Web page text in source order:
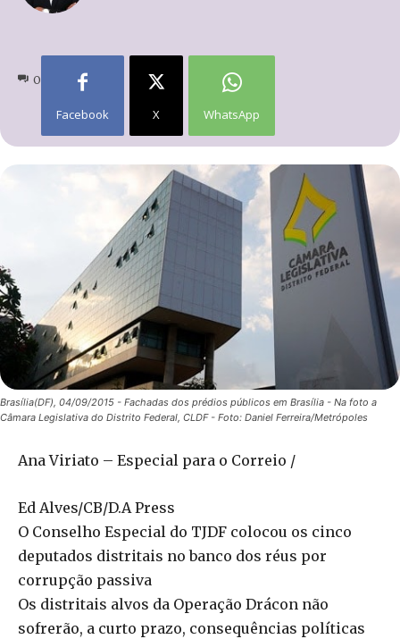
0
Facebook X WhatsApp
Brasília(DF), 04/09/2015 - Fachadas dos prédios públicos em Brasília - Na foto a
Câmara Legislativa do Distrito Federal, CLDF - Foto: Daniel Ferreira/Metrópoles
Ana Viriato – Especial para o Correio /
Ed Alves/CB/D.A Press
O Conselho Especial do TJDF colocou os cinco
deputados distritais no banco dos réus por
corrupção passiva
Os distritais alvos da Operação Drácon não
sofrerão, a curto prazo, consequências políticas